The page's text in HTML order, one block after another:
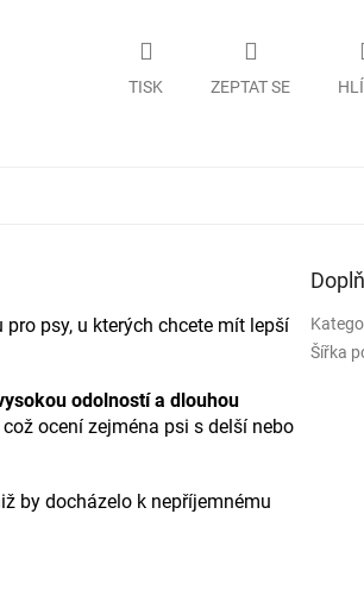
TISK ZEPTAT SE
pro psy, u kterých chcete mít lepší
odolností a dlouhou
ocení zejména psi s delší nebo
by docházelo k nepříjemnému
Šířka